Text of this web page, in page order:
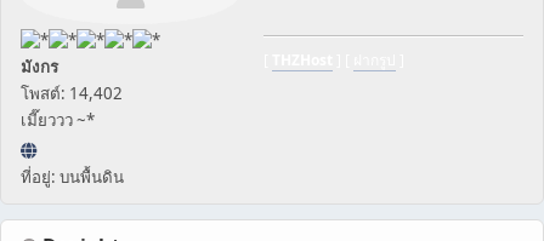
มังกร
โพสต์: 14,402
เมี๊ยววว ~*
ที่อยู่: บนพื้นดิน